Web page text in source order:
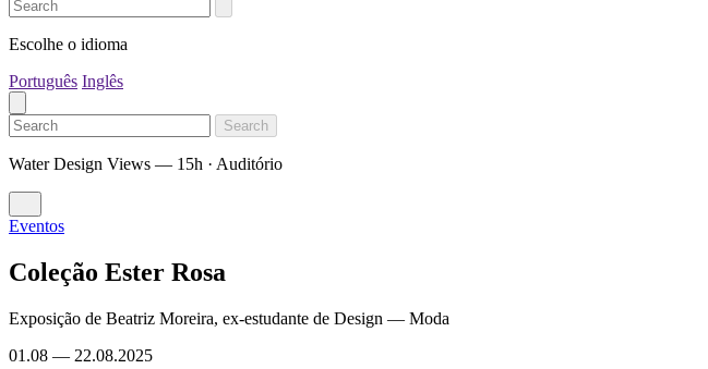
Escolhe o idioma
Português Inglês
Search
Water Design Views — 15h · Auditório
Eventos
Coleção Ester Rosa
Exposição de Beatriz Moreira, ex-estudante de Design — Moda
01.08 — 22.08.2025